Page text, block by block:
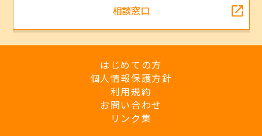
相談窓口
はじめての方
個人情報保護方針
利用規約
お問い合わせ
リンク集